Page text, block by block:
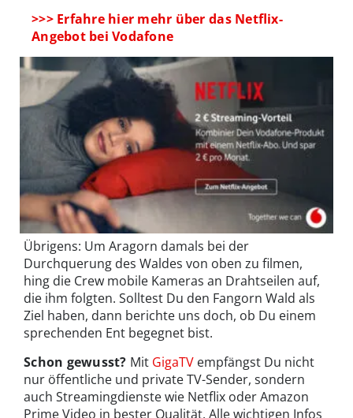
>>> Erfahre hier mehr über das Netflix-
Angebot bei Vodafone
Übrigens: Um Aragorn damals bei der
Durchquerung des Waldes von oben zu filmen,
hing die Crew mobile Kameras an Drahtseilen auf,
die ihm folgten. Solltest Du den Fangorn Wald als
Ziel haben, dann berichte uns doch, ob Du einem
sprechenden Ent begegnet bist.
Schon gewusst? Mit GigaTVempfängst Du nicht
nur öffentliche und private TV-Sender, sondern
auch Streamingdienste wie Netflix oder Amazon
Prime Video in bester Qualität. Alle wichtigen Infos